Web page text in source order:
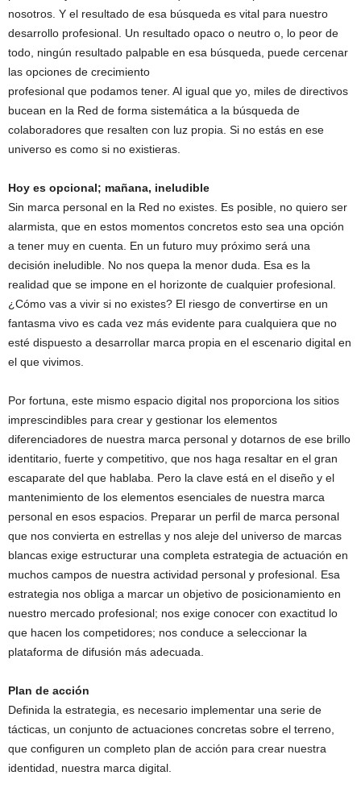
nosotros. Y el resultado de esa búsqueda es vital para nuestro
desarrollo profesional. Un resultado opaco o neutro o, lo peor de
todo, ningún resultado palpable en esa búsqueda, puede cercenar
las opciones de crecimiento
profesional que podamos tener. Al igual que yo, miles de directivos
bucean en la Red de forma sistemática a la búsqueda de
colaboradores que resalten con luz propia. Si no estás en ese
universo es como si no existieras.
Hoy es opcional; mañana, ineludible
Sin marca personal en la Red no existes. Es posible, no quiero ser
alarmista, que en estos momentos concretos esto sea una opción
a tener muy en cuenta. En un futuro muy próximo será una
decisión ineludible. No nos quepa la menor duda. Esa es la
realidad que se impone en el horizonte de cualquier profesional.
¿Cómo vas a vivir si no existes? El riesgo de convertirse en un
fantasma vivo es cada vez más evidente para cualquiera que no
esté dispuesto a desarrollar marca propia en el escenario digital en
el que vivimos.
Por fortuna, este mismo espacio digital nos proporciona los sitios
imprescindibles para crear y gestionar los elementos
diferenciadores de nuestra marca personal y dotarnos de ese brillo
identitario, fuerte y competitivo, que nos haga resaltar en el gran
escaparate del que hablaba. Pero la clave está en el diseño y el
mantenimiento de los elementos esenciales de nuestra marca
personal en esos espacios. Preparar un perfil de marca personal
que nos convierta en estrellas y nos aleje del universo de marcas
blancas exige estructurar una completa estrategia de actuación en
muchos campos de nuestra actividad personal y profesional. Esa
estrategia nos obliga a marcar un objetivo de posicionamiento en
nuestro mercado profesional; nos exige conocer con exactitud lo
que hacen los competidores; nos conduce a seleccionar la
plataforma de difusión más adecuada.
Plan de acción
Definida la estrategia, es necesario implementar una serie de
tácticas, un conjunto de actuaciones concretas sobre el terreno,
que configuren un completo plan de acción para crear nuestra
identidad, nuestra marca digital.